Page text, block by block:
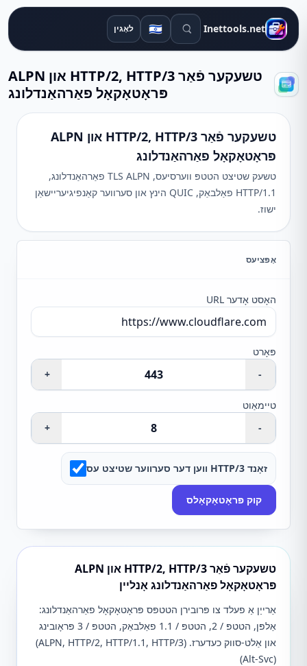
Inettools.net זוכן מכשירים
🇮🇱 לאָגין
טשעקער פֿאַר HTTP/2, HTTP/3 און ALPN
פּראָטאָקאָל פאַרהאַנדלונג
טשעקער פֿאַר HTTP/2, HTTP/3 און ALPN
פּראָטאָקאָל פאַרהאַנדלונג
טשעק שטיצט הטטפּ ווערסיעס, TLS ALPN פאַרהאַנדלונג,
HTTP/1.1 פאַלבאַק, QUIC הינץ און סערווער קאַנפיגיעריישאַן
ישוז.
אָפּציעס
האָסט אָדער URL
פּאָרט
-
+
טיימאַוט
-
+
זאָנד HTTP/3 ווען דער סערווער שטיצט עס
קוק פּראָטאָקאָלס
טשעקער פֿאַר HTTP/2, HTTP/3 און ALPN
פּראָטאָקאָל פאַרהאַנדלונג אָנליין
אַרייַן אַ פעלד צו פּרובירן הטטפּס פּראָטאָקאָל פאַרהאַנדלונג:
אַלפּן, הטטפּ / 2, הטטפּ / 1.1 פאַלבאַק, הטטפּ / 3 פּראָובינג
און אַלט-סווק כעדערז. (ALPN, HTTP/2, HTTP/1.1, HTTP/3)
(Alt-Svc)